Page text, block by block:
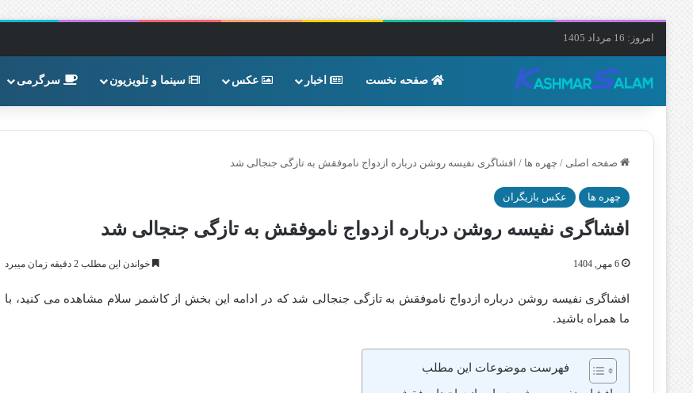
امروز: 16 مرداد 1405
صفحه نخست اخبار عکس سینما و تلویزیون سرگرمی
صفحه اصلی / چهره ها / افشاگری نفیسه روشن درباره ازدواج ناموفقش به تازگی جنجالی شد
چهره ها عکس بازیگران
افشاگری نفیسه روشن درباره ازدواج ناموفقش به تازگی جنجالی شد
6 مهر, 1404 خواندن این مطلب 2 دقیقه زمان میبرد
افشاگری نفیسه روشن درباره ازدواج ناموفقش به تازگی جنجالی شد که در ادامه این بخش از کاشمر سلام مشاهده می کنید، با
ما همراه باشید.
فهرست موضوعات این مطلب